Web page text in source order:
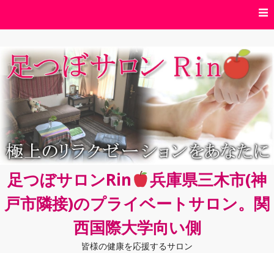
ン
ツ
へ
ス
キ
ッ
プ
足つぼサロンRin
兵庫県三木市(神
戸市隣接)のプライベートサロン。関
西国際大学向い側
皆様の健康を応援するサロン